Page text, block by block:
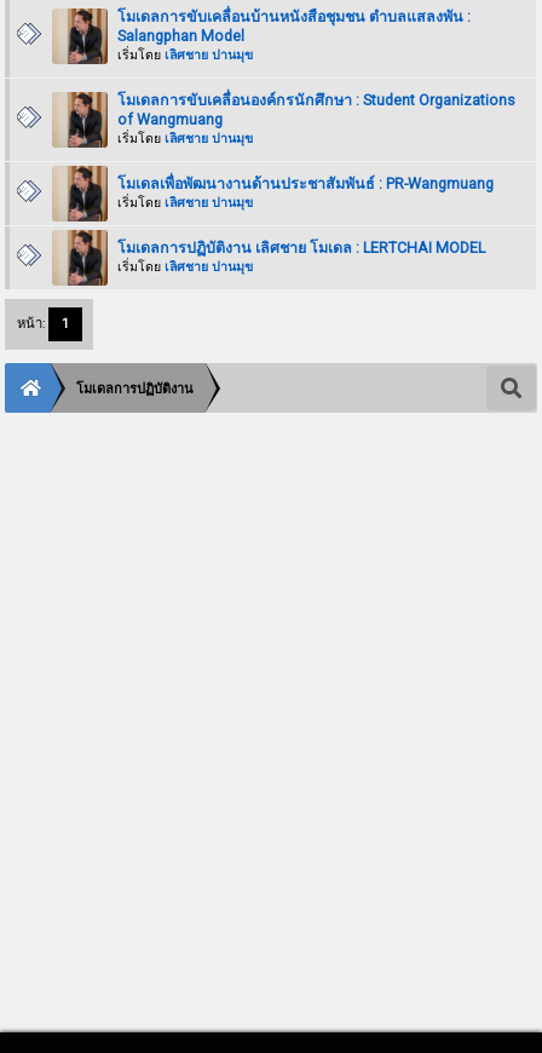
โมเดลการขับเคลื่อนบ้านหนังสือชุมชน ตำบลแสลงพัน :
Salangphan Model
เริ่มโดยเลิศชาย ปานมุข
โมเดลการขับเคลื่อนองค์กรนักศึกษา : Student Organizations
of Wangmuang
เริ่มโดยเลิศชาย ปานมุข
โมเดลเพื่อพัฒนางานด้านประชาสัมพันธ์ : PR-Wangmuang
เริ่มโดยเลิศชาย ปานมุข
โมเดลการปฏิบัติงาน เลิศชาย โมเดล : LERTCHAI MODEL
เริ่มโดยเลิศชาย ปานมุข
หน้า: 1
โมเดลการปฏิบัติงาน